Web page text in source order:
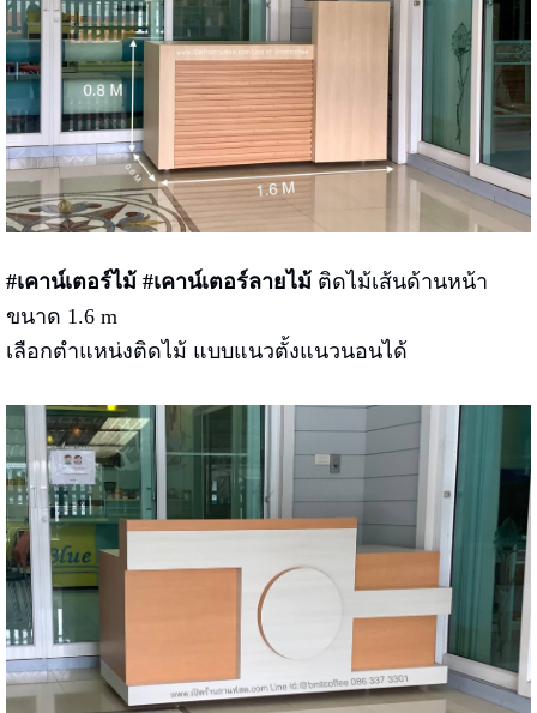
#เคาน์เตอร์ไม้ #เคาน์เตอร์ลายไม้ติดไม้เส้นด้านหน้า
ขนาด 1.6 m
เลือกตำแหน่งติดไม้ แบบแนวตั้งแนวนอนได้